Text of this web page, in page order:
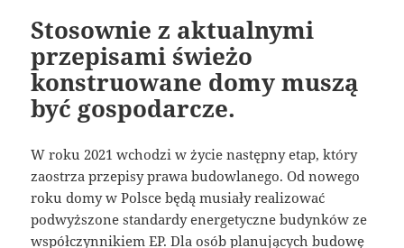
Stosownie z aktualnymi
przepisami świeżo
konstruowane domy muszą
być gospodarcze.
W roku 2021 wchodzi w życie następny etap, który
zaostrza przepisy prawa budowlanego. Od nowego
roku domy w Polsce będą musiały realizować
podwyższone standardy energetyczne budynków ze
współczynnikiem EP. Dla osób planujących budowę